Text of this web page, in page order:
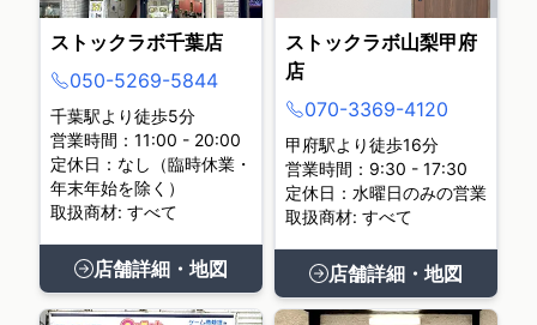
ストックラボ千葉店
050-5269-5844
千葉駅より徒歩5分
営業時間：11:00 - 20:00
定休日：なし（臨時休業・
年末年始を除く）
取扱商材: すべて
店舗詳細・地図
ストックラボ山梨甲府
店
070-3369-4120
甲府駅より徒歩16分
営業時間：9:30 - 17:30
定休日：水曜日のみの営業
取扱商材: すべて
店舗詳細・地図